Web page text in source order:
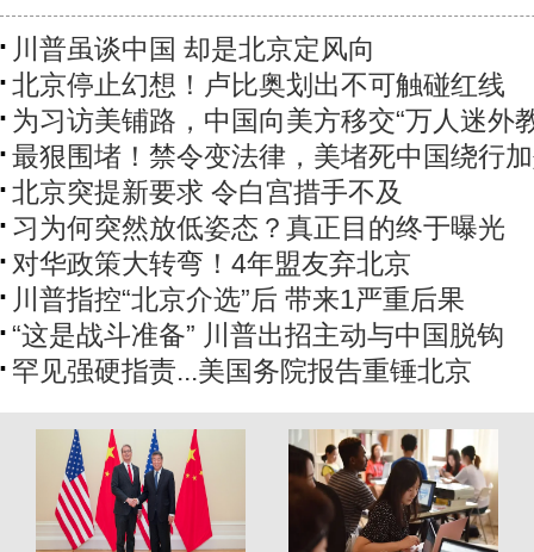
川普虽谈中国 却是北京定风向
北京停止幻想！卢比奥划出不可触碰红线
为习访美铺路，中国向美方移交“万人迷外
最狠围堵！禁令变法律，美堵死中国绕行
北京突提新要求 令白宫措手不及
习为何突然放低姿态？真正目的终于曝光
对华政策大转弯！4年盟友弃北京
川普指控“北京介选”后 带来1严重后果
“这是战斗准备” 川普出招主动与中国脱钩
罕见强硬指责...美国务院报告重锤北京